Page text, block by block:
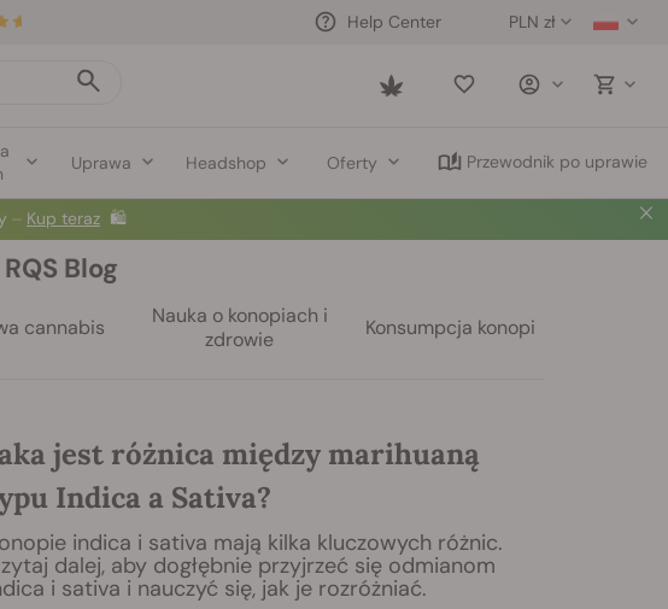
PLN zł
Help Center
Saved
Uprawa Headshop Oferty Przewodnik po uprawie
⏤ Kup teraz 🛍️
Blog
cannabis
Nauka o konopiach i
zdrowie
Konsumpcja konopi
jest różnica między marihuaną
Indica a Sativa?
indica i sativa mają kilka kluczowych różnic.
dalej, aby dogłębnie przyjrzeć się odmianom
i sativa i nauczyć się, jak je rozróżniać.